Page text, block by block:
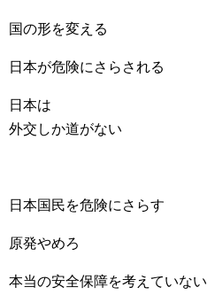
国の形を変える
日本が危険にさらされる
日本は
外交しか道がない
日本国民を危険にさらす
原発やめろ
本当の安全保障を考えていない